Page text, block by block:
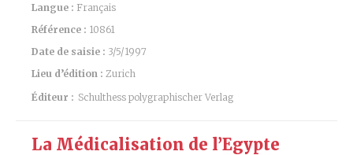
Langue : Français
Référence : 10861
Date de saisie : 3/5/1997
Lieu d’édition : Zurich
Éditeur : Schulthess polygraphischer Verlag
La Médicalisation de l’Egypte